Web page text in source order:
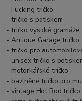
- Fucking tričko
- tričko s potiskem
- tričko vysoké gramáže
- Antique Garage tričko
- tričko pro
- unisex tričko s
- motorkářské tričko
- bavlněné tričko pro
- vintage Hot Rod tričko